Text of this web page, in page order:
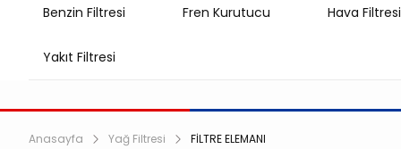
Benzin Filtresi Fren Kurutucu Hava Filtresi
Yakıt Filtresi
Anasayfa Yağ Filtresi FİLTRE ELEMANI